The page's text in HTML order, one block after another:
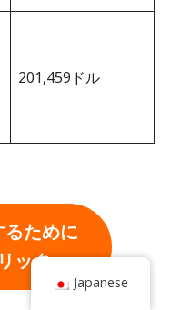
201,459ドル
ために
ック
Japanese